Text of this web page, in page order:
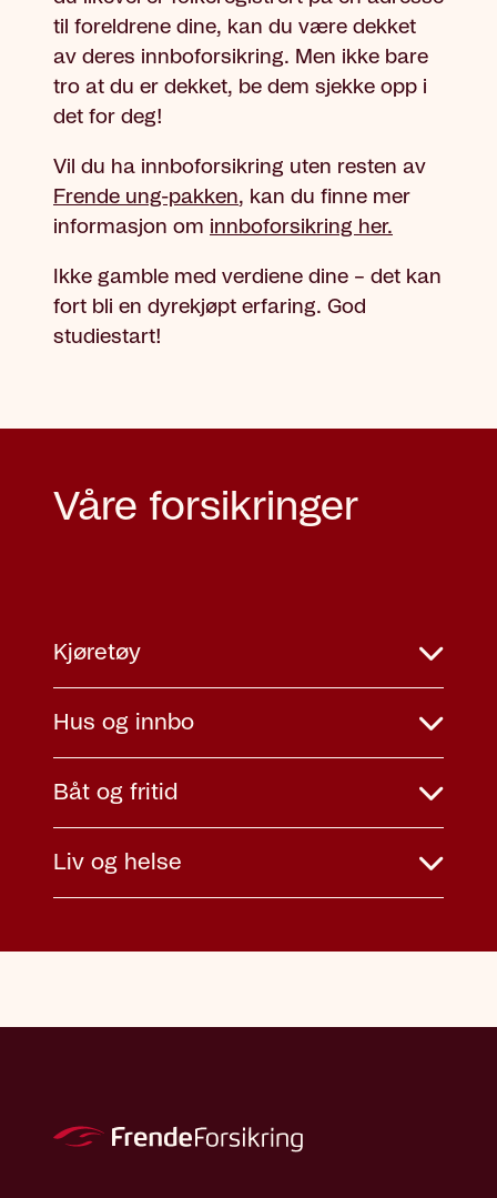
til foreldrene dine, kan du være dekket
av deres innboforsikring. Men ikke bare
tro at du er dekket, be dem sjekke opp i
det for deg!
Vil du ha innboforsikring uten resten av
Frende ung-pakken, kan du finne mer
informasjon om innboforsikring her.
Ikke gamble med verdiene dine – det kan
fort bli en dyrekjøpt erfaring. God
studiestart!
Våre forsikringer
Kjøretøy
Hus og innbo
Båt og fritid
Liv og helse